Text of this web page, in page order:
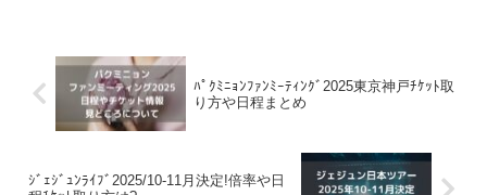
ﾊﾟｸﾐﾆｮﾝﾌｧﾝﾐｰﾃｨﾝｸﾞ2025東京神戸ﾁｹｯﾄ取
り方や日程まとめ
ｼﾞｪｼﾞｭﾝﾗｲﾌﾞ2025/10-11月決定!倍率や日